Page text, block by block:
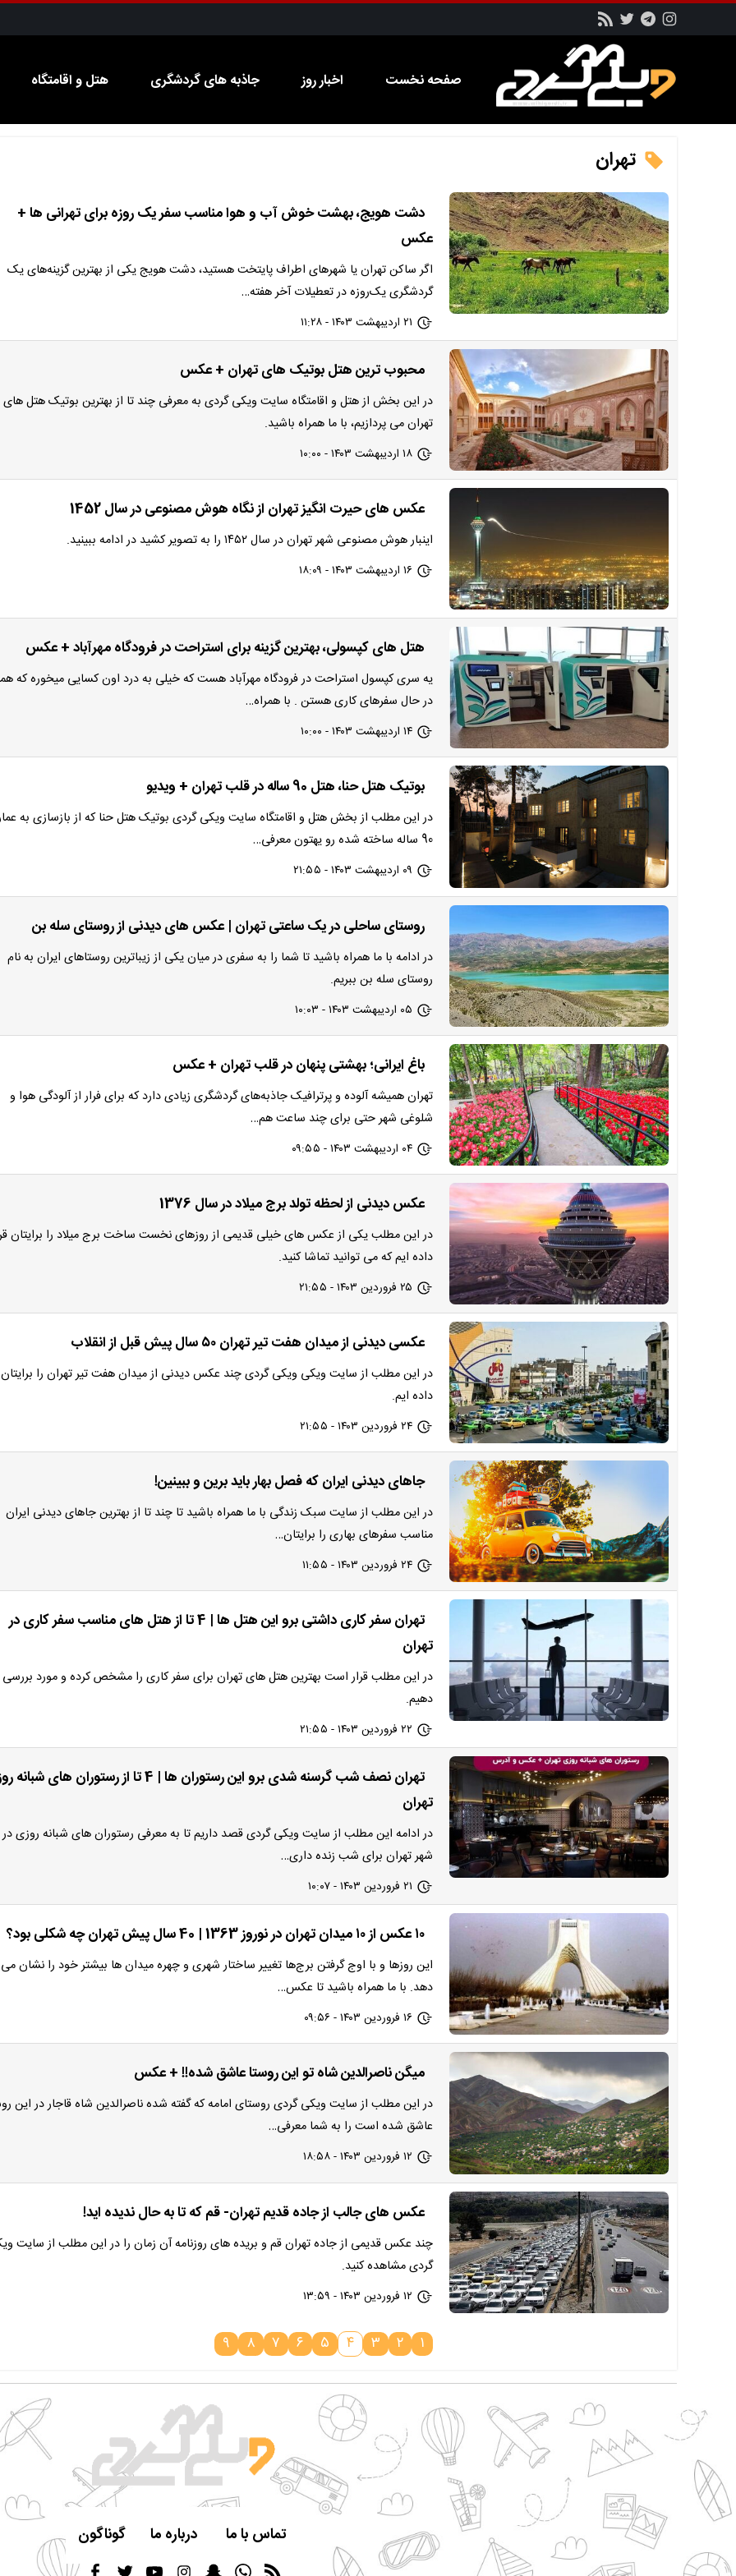
صفحه نخست اخبار روز جاذبه های گردشگری هتل و اقامتگاه
تهران
دشت هویج، بهشت خوش آب و هوا مناسب سفر یک روزه برای تهرانی ها +
عکس
اگر ساکن تهران یا شهرهای اطراف پایتخت هستید، دشت هویج یکی از بهترین گزینه‌های یک
گردشگری یک‌روزه در تعطیلات آخر هفته…
۲۱ اردیبهشت ۱۴۰۳ - ۱۱:۲۸
محبوب ترین هتل بوتیک های تهران + عکس
در این بخش از هتل و اقامتگاه سایت ویکی گردی به معرفی چند تا از بهترین بوتیک هتل های
تهران می پردازیم، با ما همراه باشید.
۱۸ اردیبهشت ۱۴۰۳ - ۱۰:۰۰
عکس های حیرت انگیز تهران از نگاه هوش مصنوعی در سال 1452
اینبار هوش مصنوعی شهر تهران در سال ۱۴۵۲ را به تصویر کشید در ادامه ببینید.
۱۶ اردیبهشت ۱۴۰۳ - ۱۸:۰۹
هتل های کپسولی، بهترین گزینه برای استراحت در فرودگاه مهرآباد + عکس
یه سری کپسول استراحت در فرودگاه مهرآباد هست که خیلی به درد اون کسایی میخوره که
در حال سفرهای کاری هستن . با همراه…
۱۴ اردیبهشت ۱۴۰۳ - ۱۰:۰۰
بوتیک هتل حنا، هتل 90 ساله در قلب تهران + ویدیو
در این مطلب از بخش هتل و اقامتگاه سایت ویکی گردی بوتیک هتل حنا که از بازسازی به
90 ساله ساخته شده رو یهتون معرفی…
۰۹ اردیبهشت ۱۴۰۳ - ۲۱:۵۵
روستای ساحلی در یک ساعتی تهران | عکس های دیدنی از روستای سله بن
در ادامه با ما همراه باشید تا شما را به سفری در میان یکی از زیباترین روستاهای ایران به نام
روستای سله بن ببریم.
۰۵ اردیبهشت ۱۴۰۳ - ۱۰:۰۳
باغ ایرانی؛ بهشتی پنهان در قلب تهران + عکس
تهران همیشه آلوده و پرترافیک جاذبه‌های گردشگری زیادی دارد که برای فرار از آلودگی هوا و
شلوغی شهر حتی برای چند ساعت هم…
۰۴ اردیبهشت ۱۴۰۳ - ۰۹:۵۵
عکس دیدنی از لحظه تولد برج میلاد در سال 1376
در این مطلب یکی از عکس های خیلی قدیمی از روزهای نخست ساخت برج میلاد را برایتان
داده ایم که می توانید تماشا کنید.
۲۵ فروردین ۱۴۰۳ - ۲۱:۵۵
عکسی دیدنی از میدان هفت تیر تهران ۵۰ سال پیش قبل از انقلاب
در این مطلب از سایت ویکی ویکی گردی چند عکس دیدنی از میدان هفت تیر تهران را برایتان
داده ایم.
۲۴ فروردین ۱۴۰۳ - ۲۱:۵۵
جاهای دیدنی ایران که فصل بهار باید برین و ببینین!
در این مطلب از سایت سبک زندگی با ما همراه باشید تا چند تا از بهترین جاهای دیدنی ایران
مناسب سفرهای بهاری را برایتان…
۲۴ فروردین ۱۴۰۳ - ۱۱:۵۵
تهران سفر کاری داشتی برو این هتل ها | 4 تا از هتل های مناسب سفر کاری در
تهران
در این مطلب قرار است بهترین هتل های تهران برای سفر کاری را مشخص کرده و مورد بررسی
دهیم.
۲۲ فروردین ۱۴۰۳ - ۲۱:۵۵
تهران نصف شب گرسنه شدی برو این رستوران ها | 4 تا از رستوران های
تهران
در ادامه این مطلب از سایت ویکی گردی قصد داریم تا به معرفی رستوران های شبانه روزی
شهر تهران برای شب‌ زنده‌ داری…
۲۱ فروردین ۱۴۰۳ - ۱۰:۰۷
۱۰ عکس از ۱۰ میدان تهران در نوروز 1363 | 40 سال پیش تهران چه شکلی بود؟
این روزها و با اوج گرفتن برج‌ها تغییر ساختار شهری و چهره میدان‌ ها بیشتر خود را نشان می‌
دهد. با ما همراه باشید تا عکس…
۱۶ فروردین ۱۴۰۳ - ۰۹:۵۶
میگن ناصرالدین‌ شاه تو این روستا عاشق شده!! + عکس
در این مطلب از سایت ویکی گردی روستای امامه که گفته شده ناصرالدین‌ شاه قاجار در این
عاشق شده است را به شما معرفی…
۱۲ فروردین ۱۴۰۳ - ۱۸:۵۸
عکس‌ های جالب از جاده قدیم تهران- قم که تا به حال ندیده اید!
چند عکس قدیمی از جاده تهران قم و بریده های روزنامه آن زمان را در این مطلب از سایت
گردی مشاهده کنید.
۱۲ فروردین ۱۴۰۳ - ۱۳:۵۹
۱ ۲ ۳ ۴ ۵ ۶ ۷ ۸ ۹
تماس با ما درباره ما گوناگون